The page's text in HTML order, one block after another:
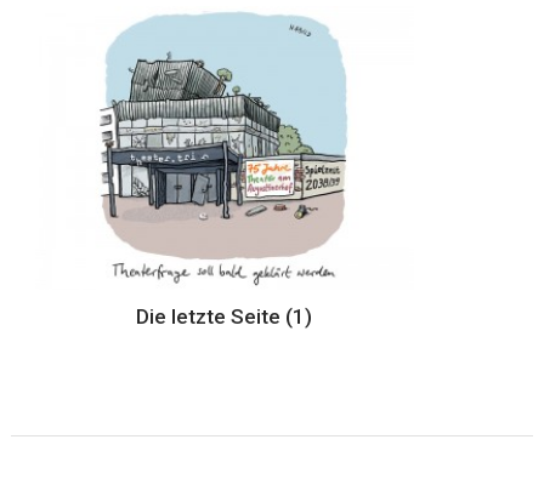
Die letzte Seite (1)